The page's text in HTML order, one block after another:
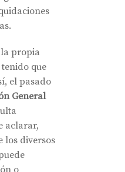
la propia
que
el pasado
General
aclarar,
los diversos